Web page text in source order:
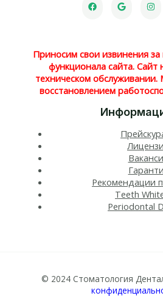
Приносим свои извинения
функционала сайта. Сайт
техническом
восстановлением
Рекомендации
Teeth
Periodontal
© 2024 Стоматология